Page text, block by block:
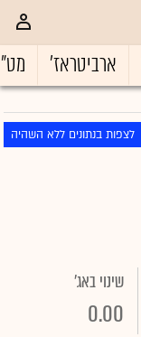
ארביטראז'
לצפות בנתונים ללא השהיה
שינוי באג'
0.00